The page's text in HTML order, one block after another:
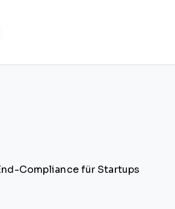
Compliance für Startups